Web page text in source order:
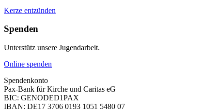
Kerze entzünden
Spenden
Unterstütz unsere Jugendarbeit.
Online spenden
Spendenkonto
Pax-Bank für Kirche und Caritas eG
BIC: GENODED1PAX
IBAN: DE17 3706 0193 1051 5480 07